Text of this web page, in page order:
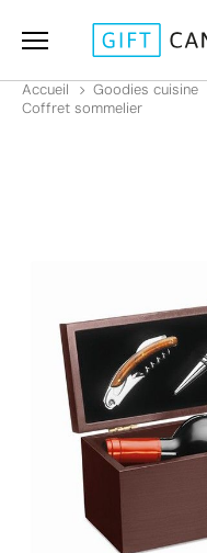
Accueil Goodies cuisine
Coffret sommelier